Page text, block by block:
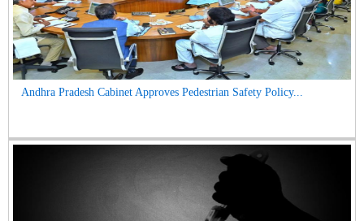
Andhra Pradesh Cabinet Approves Pedestrian Safety Policy...